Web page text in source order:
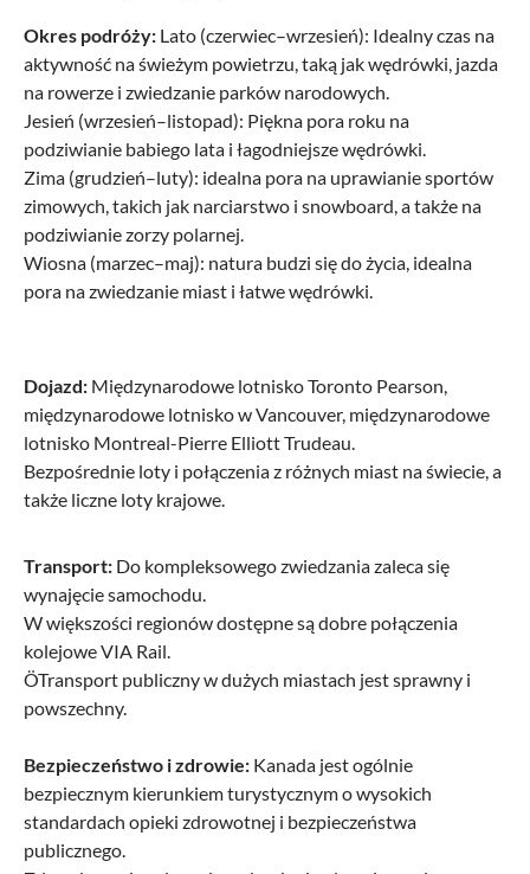
Okres podróży: Lato (czerwiec–wrzesień): Idealny czas na
aktywność na świeżym powietrzu, taką jak wędrówki, jazda
na rowerze i zwiedzanie parków narodowych.
Jesień (wrzesień–listopad): Piękna pora roku na
podziwianie babiego lata i łagodniejsze wędrówki.
Zima (grudzień–luty): idealna pora na uprawianie sportów
zimowych, takich jak narciarstwo i snowboard, a także na
podziwianie zorzy polarnej.
Wiosna (marzec–maj): natura budzi się do życia, idealna
pora na zwiedzanie miast i łatwe wędrówki.
Dojazd: Międzynarodowe lotnisko Toronto Pearson,
międzynarodowe lotnisko w Vancouver, międzynarodowe
lotnisko Montreal-Pierre Elliott Trudeau.
Bezpośrednie loty i połączenia z różnych miast na świecie, a
także liczne loty krajowe.
Transport: Do kompleksowego zwiedzania zaleca się
wynajęcie samochodu.
W większości regionów dostępne są dobre połączenia
kolejowe VIA Rail.
ÖTransport publiczny w dużych miastach jest sprawny i
powszechny.
Bezpieczeństwo i zdrowie: Kanada jest ogólnie
bezpiecznym kierunkiem turystycznym o wysokich
standardach opieki zdrowotnej i bezpieczeństwa
publicznego.